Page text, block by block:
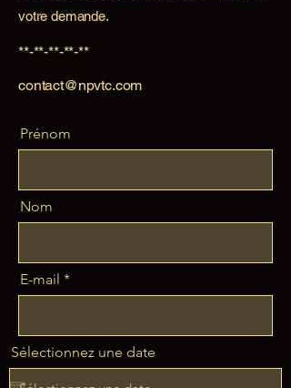
votre demande.
**-**-**-**-**
contact@npvtc.com
Prénom
Nom
E-mail
Sélectionnez une date